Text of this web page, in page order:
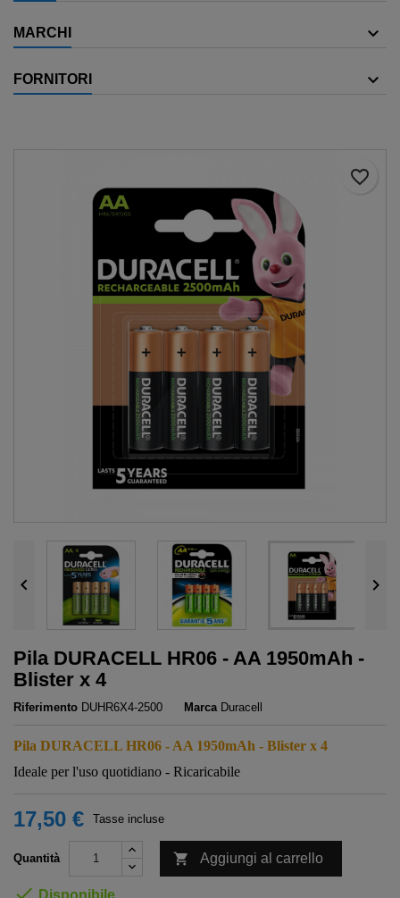
MARCHI
FORNITORI
favorite_border
 
Pila DURACELL HR06 - AA 1950mAh -
Blister x 4
Riferimento DUHR6X4-2500 Marca Duracell
Pila DURACELL HR06 - AA 1950mAh - Blister x 4
Ideale per l'uso quotidiano - Ricaricabile
17,50 € Tasse incluse
Quantità  Aggiungi al carrello
